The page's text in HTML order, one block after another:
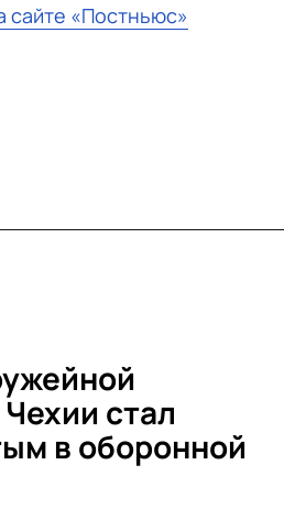
сайте «Постньюс»
стал
в оборонной